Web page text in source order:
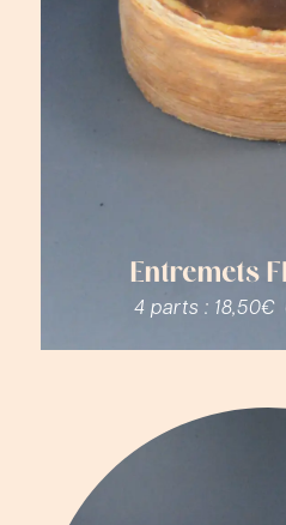
Entremets
4 parts : 18,50€